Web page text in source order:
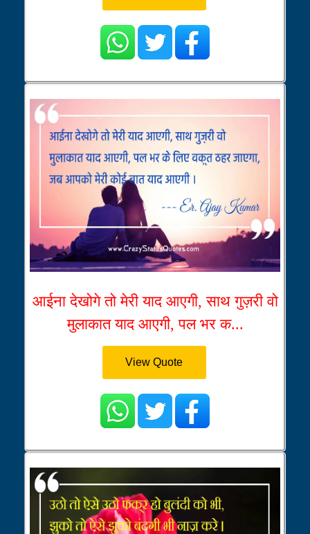
आईना देखोगे तो मेरी याद आएगी, साथ गुज़री वो
मुलाकात याद आएगी, पल भर क...
View Quote